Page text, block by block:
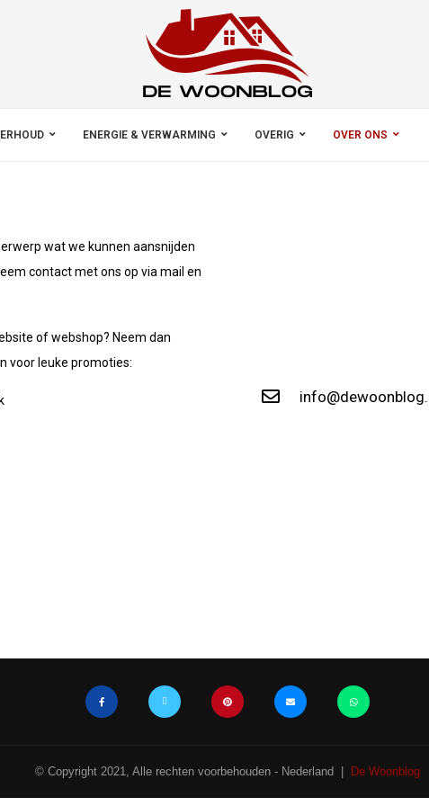
ENERGIE & VERWARMING OVERIG OVER ONS
wat we kunnen aansnijden
contact met ons op via mail en
of webshop? Neem dan
voor leuke promoties:
© Copyright 2021, Alle rechten voorbehouden - Nederland | De Woonblog